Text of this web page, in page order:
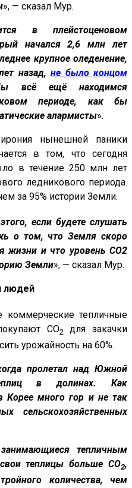
», — сказал Мур.
в плейстоценовом
начался 2,6 млн лет
крупное оледенение,
назад,не было концом
всё ещё находимся
периоде, как бы
алармисты».
нынешней паники
в том, что сегодня
в течение 250 млн лет
ледникового периода.
за 95% истории Земли.
если будете слушать
о том, что Земля скоро
жизни и что уровень CO2
Земли», — сказал Мур.
людей
тепличные
CO2
для закачки
урожайность на 60%.
пролетал над Южной
в долинах. Как
Корее много гор и не так
сельскохозяйственных
тепличным
теплицы больше CO2,
количества, чем